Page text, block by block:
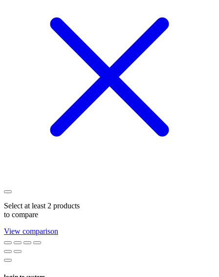
Select at least 2 products
to compare
View comparison